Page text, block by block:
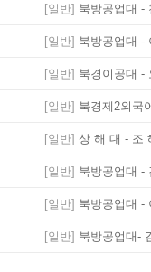
[일반] 북방공업대 -
[일반] 북방공업대 -
[일반] 북경이공대 -
[일반] 북경제2외국
[일반] 상 해 대 - 조
[일반] 북방공업대 -
[일반] 북방공업대 -
[일반] 북방공업대-